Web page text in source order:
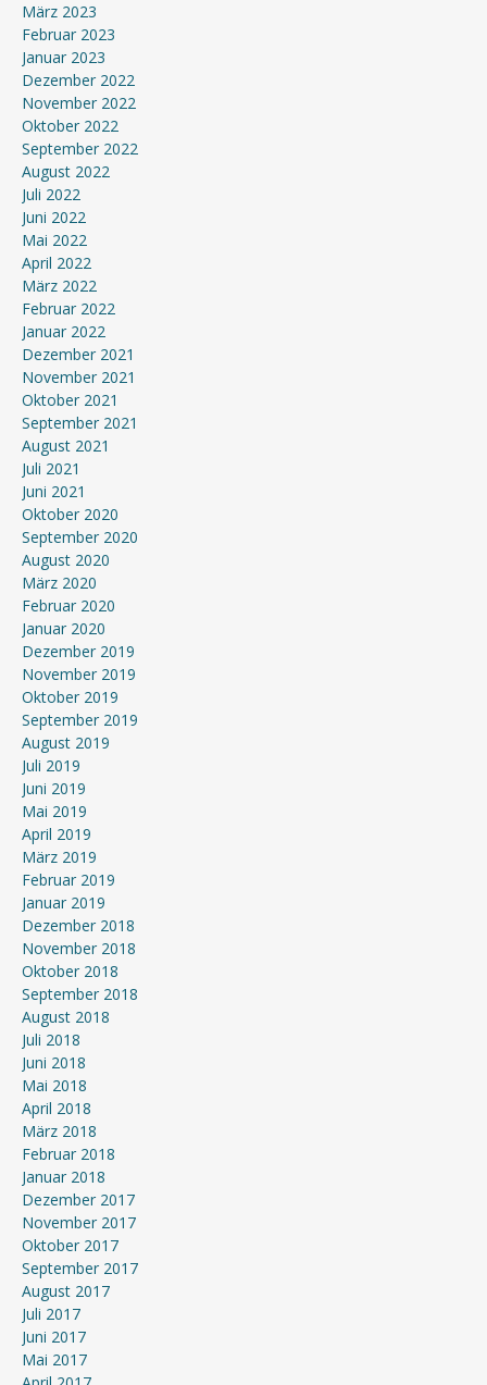
März 2023
Februar 2023
Januar 2023
Dezember 2022
November 2022
Oktober 2022
September 2022
August 2022
Juli 2022
Juni 2022
Mai 2022
April 2022
März 2022
Februar 2022
Januar 2022
Dezember 2021
November 2021
Oktober 2021
September 2021
August 2021
Juli 2021
Juni 2021
Oktober 2020
September 2020
August 2020
März 2020
Februar 2020
Januar 2020
Dezember 2019
November 2019
Oktober 2019
September 2019
August 2019
Juli 2019
Juni 2019
Mai 2019
April 2019
März 2019
Februar 2019
Januar 2019
Dezember 2018
November 2018
Oktober 2018
September 2018
August 2018
Juli 2018
Juni 2018
Mai 2018
April 2018
März 2018
Februar 2018
Januar 2018
Dezember 2017
November 2017
Oktober 2017
September 2017
August 2017
Juli 2017
Juni 2017
Mai 2017